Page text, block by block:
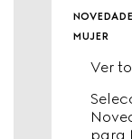
mujer
Ver
para